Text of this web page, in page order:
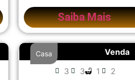
Saiba Mais
Venda
Casa
3 3 1 2